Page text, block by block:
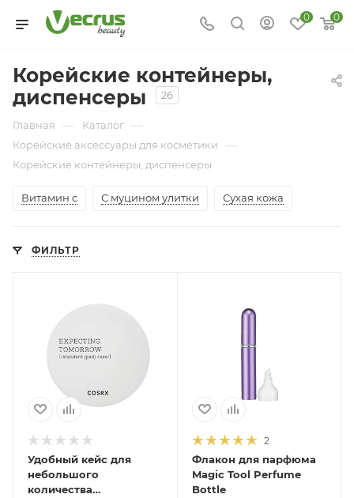
0 0
Корейские контейнеры,
диспенсеры
26
Главная — Каталог —
Корейские аксессуары для косметики —
Корейские контейнеры, диспенсеры
Витамин с С муцином улитки Сухая кожа
ФИЛЬТР
Удобный кейс для
небольшого
количества
2
Флакон для парфюма
Magic Tool Perfume
Bottle